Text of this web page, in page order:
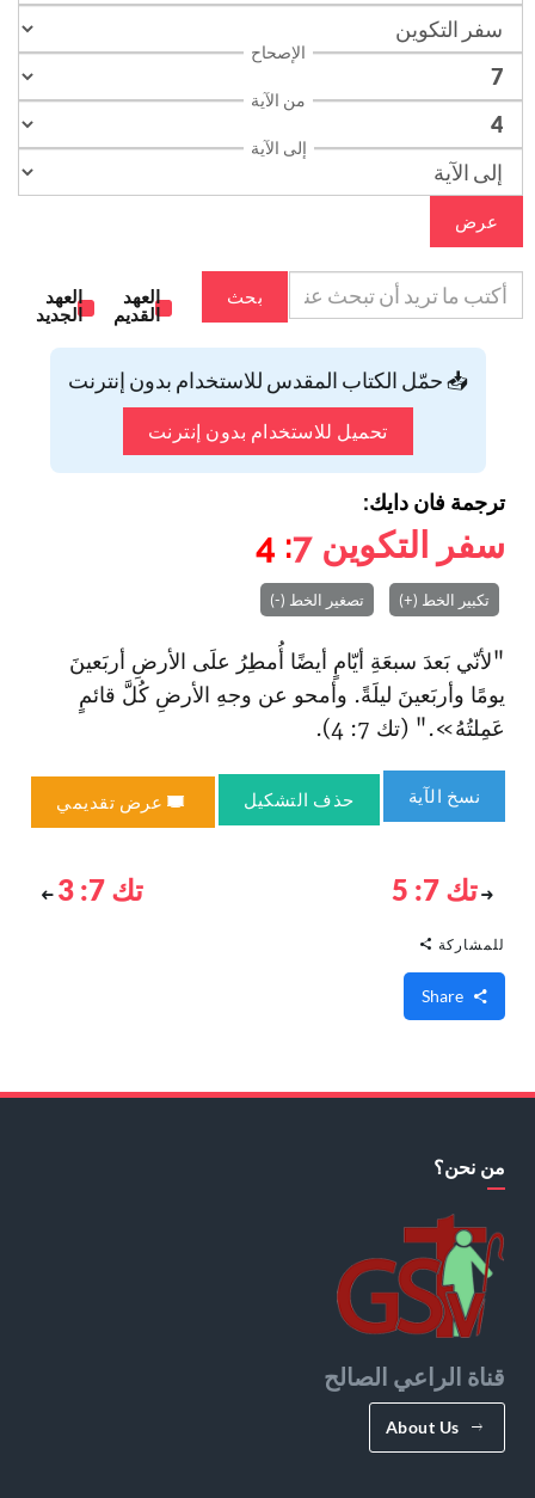
الإصحاح
من الآية
إلى الآية
عرض
بحث
العهد
القديم
العهد
الجديد
📥 حمّل الكتاب المقدس للاستخدام بدون إنترنت
تحميل للاستخدام بدون إنترنت
ترجمة فان دايك:
سفر التكوين 7
: 4
تكبير الخط (+) تصغير الخط (-)
"لأنّي بَعدَ سبعَةِ أيّامٍ أيضًا أُمطِرُ علَى الأرضِ أربَعينَ
يومًا وأربَعينَ ليلَةً. وأمحو عن وجهِ الأرضِ كُلَّ قائمٍ
عَمِلتُهُ»." (تك 7: 4).
نسخ الآية حذف التشكيل عرض تقديمي
تك 7: 5 تك 7: 3
للمشاركة
من نحن؟
قناة الراعي الصالح
About Us